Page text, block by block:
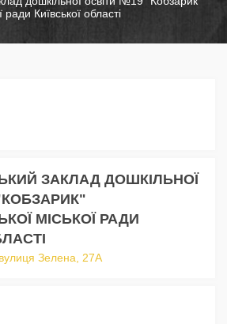
ради Київської області
ЗАКЛАД ДОШКІЛЬНОЇ
МІСЬКОЇ РАДИ
Зелена, 27А